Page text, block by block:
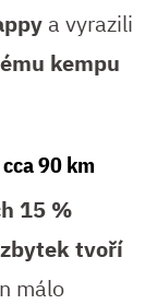
a vyrazili
kempu
90 km
15 %
tvoří
málo